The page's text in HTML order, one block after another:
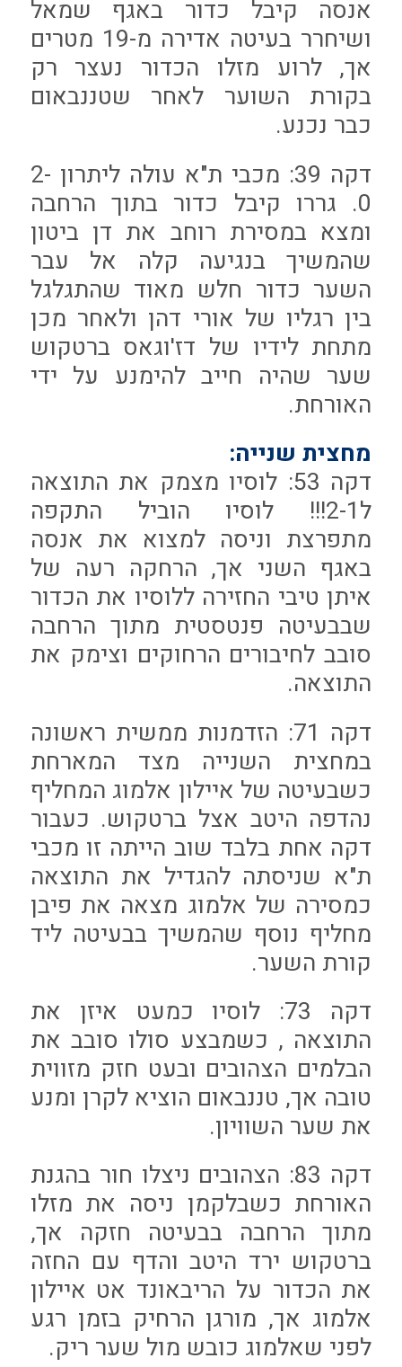
אנסה קיבל כדור באגף שמאל
ושיחרר בעיטה אדירה מ-19 מטרים
אך, לרוע מזלו הכדור נעצר רק
בקורת השוער לאחר שטננבאום
כבר נכנע.
דקה 39: מכבי ת"א עולה ליתרון 2-
0. גררו קיבל כדור בתוך הרחבה
ומצא במסירת רוחב את דן ביטון
שהמשיך בנגיעה קלה אל עבר
השער כדור חלש מאוד שהתגלגל
בין רגליו של אורי דהן ולאחר מכן
מתחת לידיו של דז'וגאס ברטקוש
שער שהיה חייב להימנע על ידי
האורחת.
מחצית שנייה:
דקה 53: לוסיו מצמק את התוצאה
ל2-1!!! לוסיו הוביל התקפה
מתפרצת וניסה למצוא את אנסה
באגף השני אך, הרחקה רעה של
איתן טיבי החזירה ללוסיו את הכדור
שבבעיטה פנטסטית מתוך הרחבה
סובב לחיבורים הרחוקים וצימק את
התוצאה.
דקה 71: הזדמנות ממשית ראשונה
במחצית השנייה מצד המארחת
כשבעיטה של איילון אלמוג המחליף
נהדפה היטב אצל ברטקוש. כעבור
דקה אחת בלבד שוב הייתה זו מכבי
ת"א שניסתה להגדיל את התוצאה
כמסירה של אלמוג מצאה את פיבן
מחליף נוסף שהמשיך בבעיטה ליד
קורת השער.
דקה 73: לוסיו כמעט איזן את
התוצאה , כשמבצע סולו סובב את
הבלמים הצהובים ובעט חזק מזווית
טובה אך, טננבאום הוציא לקרן ומנע
את שער השוויון.
דקה 83: הצהובים ניצלו חור בהגנת
האורחת כשבלקמן ניסה את מזלו
מתוך הרחבה בבעיטה חזקה אך,
ברטקוש ירד היטב והדף עם החזה
את הכדור על הריבאונד אט איילון
אלמוג אך, מורגן הרחיק בזמן רגע
לפני שאלמוג כובש מול שער ריק.